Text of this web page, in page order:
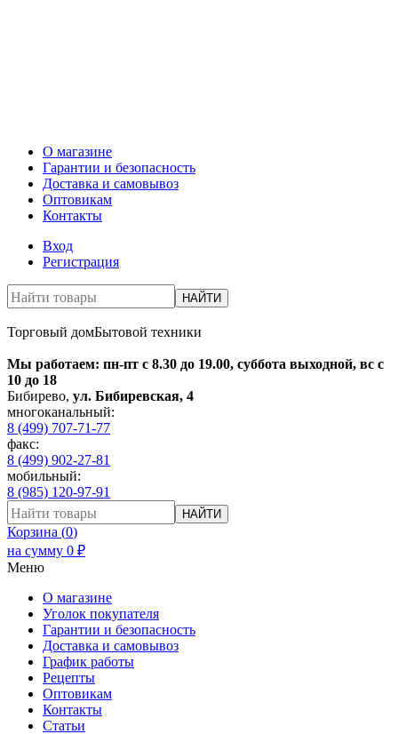
О магазине
Гарантии и безопасность
Доставка и самовывоз
Оптовикам
Контакты
Вход
Регистрация
НАЙТИ
Торговый домБытовой техники
Мы работаем: пн-пт с 8.30 до 19.00, суббота выходной, вс с
10 до 18
Бибирево, ул. Бибиревская, 4
многоканальный:
8 (499) 707-71-77
факс:
8 (499) 902-27-81
мобильный:
8 (985) 120-97-91
НАЙТИ
Корзина (0)
на сумму 0 ₽
Меню
О магазине
Уголок покупателя
Гарантии и безопасность
Доставка и самовывоз
График работы
Рецепты
Оптовикам
Контакты
Статьи